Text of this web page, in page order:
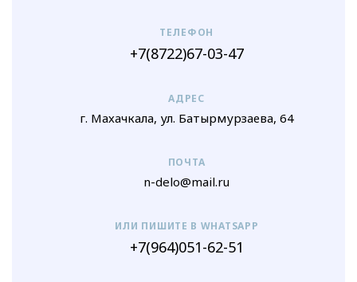
ТЕЛЕФОН
+7(8722)67-03-47
АДРЕС
г. Махачкала, ул. Батырмурзаева, 64
ПОЧТА
n-delo@mail.ru
ИЛИ ПИШИТЕ В WHATSAPP
+7(964)051-62-51